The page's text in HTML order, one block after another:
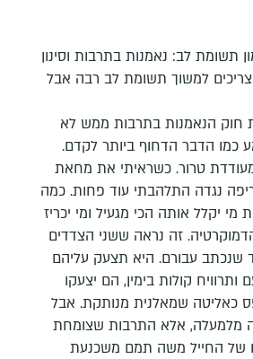
תשומת לב: נאמנות בתרבות וסינון
למשוך תשומת לב רבה אבל
חוק הנאמנות בתרבות ממש לא
כמו הדבר הדחוף ביותר לקדם.
טרור. כשראיתי את מחאת
נגדה התלהבתי עוד פחות. כמה
מי יקלל אותה הכי מגעיל ומי יכריז
זה נראה ששני הצדדים
עבורם. היא תצעק עליהם
קולות בימין, הם יצעקו
כאליטה שמאלנית מנותקת. אבל
מלמעלה, אלא התרבות שצומחת
של החייל משה תמם משכנעת